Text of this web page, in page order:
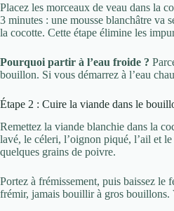
Placez les morceaux de veau dans la
3 minutes : une mousse blanchâtre va
la cocotte. Cette étape élimine les
Pourquoi partir à l’eau froide ?
bouillon. Si vous démarrez à l’eau
Étape 2 : Cuire la viande dans le
Remettez la viande blanchie dans la
lavé, le céleri, l’oignon piqué, l’ail et
quelques grains de poivre.
Portez à frémissement, puis baissez
frémir, jamais bouillir à gros bouillons.